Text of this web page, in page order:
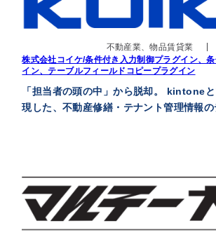
不動産業、物品賃貸業
株式会社コイケ/条件付き入力制御プラグイン、
イン、テーブルフィールドコピープラグイン
「担当者の頭の中」から脱却。 kintone
現した、不動産修繕・テナント管理情報